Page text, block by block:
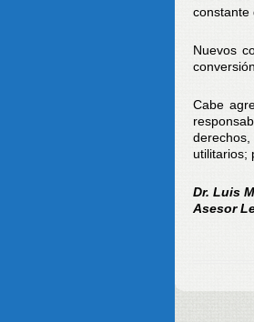
constante
Nuevos
Cabe
utilitarios;
Dr. Luis
Asesor